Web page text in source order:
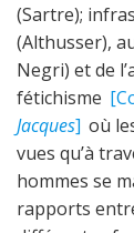
(Sartre);
(Althusser),
Negri) et de
fétichisme
Jacques] où
vues qu’à
hommes se
rapports